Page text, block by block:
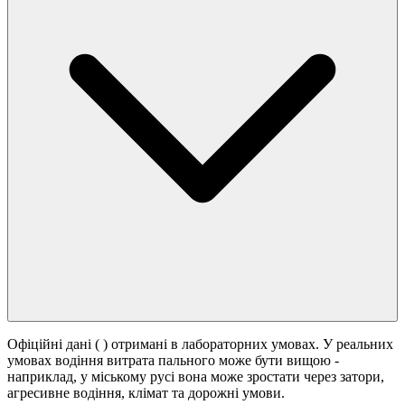
Офіційні дані ( ) отримані в лабораторних умовах. У реальних
умовах водіння витрата пального може бути вищою -
наприклад, у міському русі вона може зростати через затори,
агресивне водіння, клімат та дорожні умови.